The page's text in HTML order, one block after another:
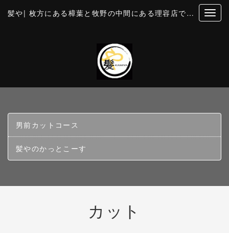
髪や| 枚方にある樟葉と牧野の中間にある理容店です。個室風の空間でカットとお顔そり・美容・理容
男前カットコース
髪やのかっとこーす
カット